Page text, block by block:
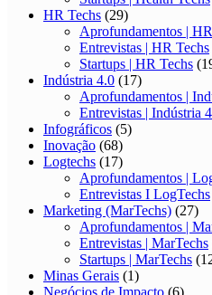
HR Techs (29)
Aprofundamentos |
Entrevistas | HR Techs
Startups | HR Techs
Indústria 4.0 (17)
Aprofundamentos |
Entrevistas | Indústria
Infográficos (5)
Inovação (68)
Logtechs (17)
Aprofundamentos |
Entrevistas I LogTechs
Marketing (MarTechs) (27)
Aprofundamentos |
Entrevistas | MarTechs
Startups | MarTechs
Minas Gerais (1)
Negócios de Impacto (6)